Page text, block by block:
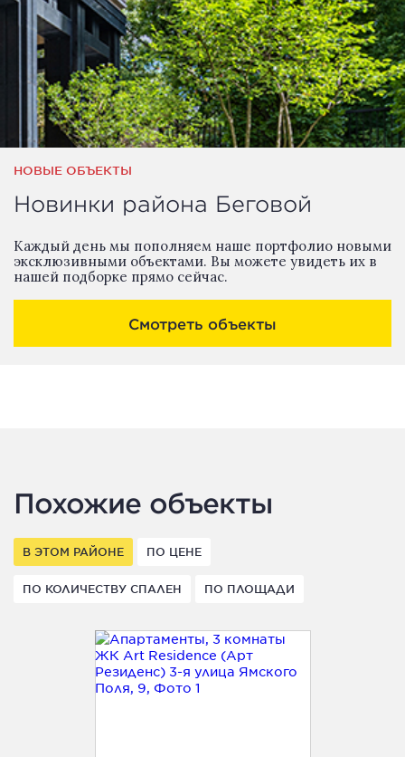
НОВЫЕ ОБЪЕКТЫ
Новинки района Беговой
Каждый день мы пополняем наше портфолио новыми
эксклюзивными объектами. Вы можете увидеть их в
нашей подборке прямо сейчас.
Смотреть объекты
Похожие объекты
В ЭТОМ РАЙОНЕ ПО ЦЕНЕ
ПО КОЛИЧЕСТВУ СПАЛЕН ПО ПЛОЩАДИ